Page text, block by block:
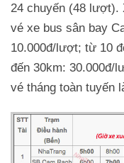
24 chuyến (48 lượt).
vé xe bus sân bay
10.000đ/lượt; từ 10
đến 30km: 30.000đ/
vé tháng toàn tuyến